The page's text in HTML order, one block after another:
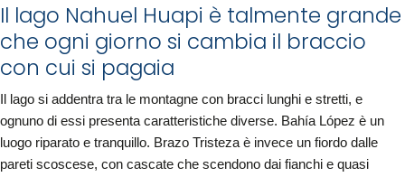
Il lago Nahuel Huapi è talmente grande
che ogni giorno si cambia il braccio
con cui si pagaia
Il lago si addentra tra le montagne con bracci lunghi e stretti, e
ognuno di essi presenta caratteristiche diverse. Bahía López è un
luogo riparato e tranquillo. Brazo Tristeza è invece un fiordo dalle
pareti scoscese, con cascate che scendono dai fianchi e quasi